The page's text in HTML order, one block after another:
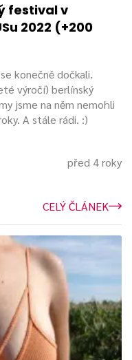
festival v
2022 (+200
konečně dočkali.
výročí) berlínský
jsme na něm nemohli
A stále rádi. :)
před 4 roky
CELÝ ČLÁNEK